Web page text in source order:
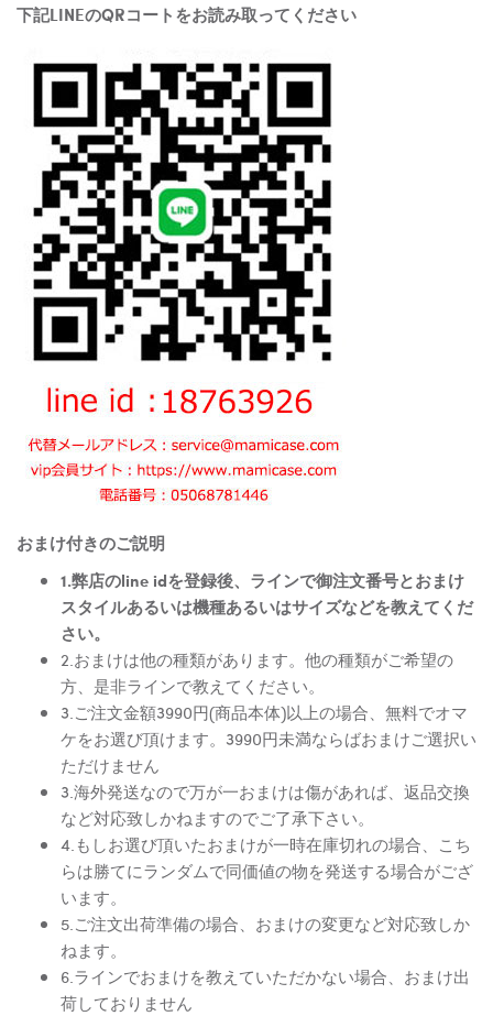
下記LINEのQRコートをお読み取ってください
おまけ付きのご説明
1.弊店のline idを登録後、ラインで御注文番号とおまけ
スタイルあるいは機種あるいはサイズなどを教えてくだ
さい。
2.おまけは他の種類があります。他の種類がご希望の
方、是非ラインで教えてください。
3.ご注文金額3990円(商品本体)以上の場合、無料でオマ
ケをお選び頂けます。3990円未満ならばおまけご選択い
ただけません
3.海外発送なので万が一おまけは傷があれば、返品交換
など対応致しかねますのでご了承下さい。
4.もしお選び頂いたおまけが一時在庫切れの場合、こち
らは勝てにランダムで同価値の物を発送する場合がござ
います。
5.ご注文出荷準備の場合、おまけの変更など対応致しか
ねます。
6.ラインでおまけを教えていただかない場合、おまけ出
荷しておりません